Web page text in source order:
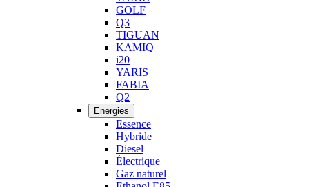
GOLF
Q3
TIGUAN
KAMIQ
i20
YARIS
FABIA
Q2
Energies
Essence
Hybride
Diesel
Électrique
Gaz naturel